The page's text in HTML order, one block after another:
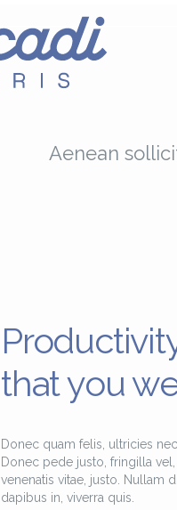
Aenean
that you
Donec quam felis, ultricies
Donec pede justo, fringilla
venenatis vitae, justo. Nullam
dapibus in, viverra quis.